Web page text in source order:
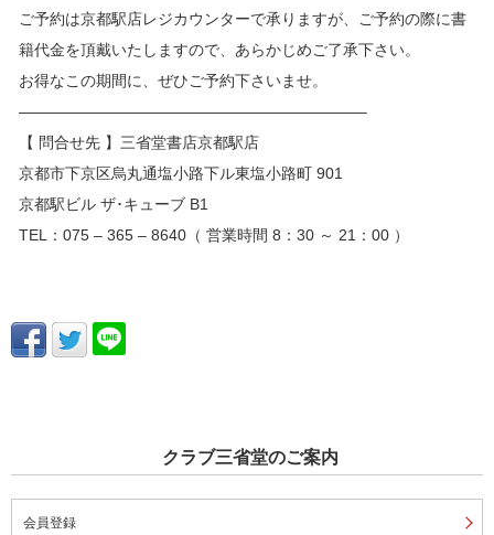
ご予約は京都駅店レジカウンターで承りますが、ご予約の際に書
籍代金を頂戴いたしますので、あらかじめご了承下さい。
お得なこの期間に、ぜひご予約下さいませ。
——————————————————————–
【 問合せ先 】三省堂書店京都駅店
京都市下京区烏丸通塩小路下ル東塩小路町 901
京都駅ビル ザ･キューブ B1
TEL：075 – 365 – 8640（ 営業時間 8：30 ～ 21：00 ）
クラブ三省堂のご案内
会員登録